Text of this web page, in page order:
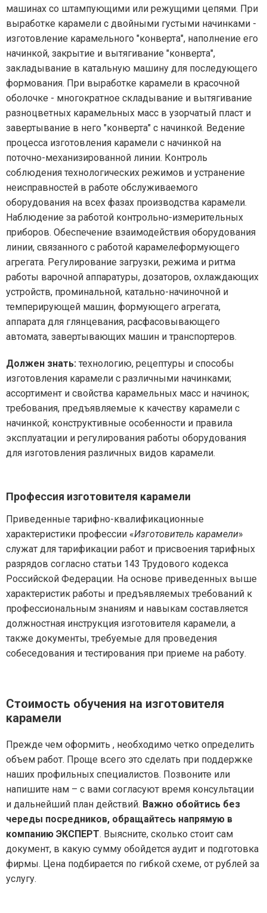
машинах со штампующими или режущими цепями. При
выработке карамели с двойными густыми начинками -
изготовление карамельного "конверта", наполнение его
начинкой, закрытие и вытягивание "конверта",
закладывание в катальную машину для последующего
формования. При выработке карамели в красочной
оболочке - многократное складывание и вытягивание
разноцветных карамельных масс в узорчатый пласт и
завертывание в него "конверта" с начинкой. Ведение
процесса изготовления карамели с начинкой на
поточно-механизированной линии. Контроль
соблюдения технологических режимов и устранение
неисправностей в работе обслуживаемого
оборудования на всех фазах производства карамели.
Наблюдение за работой контрольно-измерительных
приборов. Обеспечение взаимодействия оборудования
линии, связанного с работой карамелеформующего
агрегата. Регулирование загрузки, режима и ритма
работы варочной аппаратуры, дозаторов, охлаждающих
устройств, проминальной, катально-начиночной и
темперирующей машин, формующего агрегата,
аппарата для глянцевания, расфасовывающего
автомата, завертывающих машин и транспортеров.
Должен знать: технологию, рецептуры и способы
изготовления карамели с различными начинками;
ассортимент и свойства карамельных масс и начинок;
требования, предъявляемые к качеству карамели с
начинкой; конструктивные особенности и правила
эксплуатации и регулирования работы оборудования
для изготовления различных видов карамели.
Профессия изготовителя карамели
Приведенные тарифно-квалификационные
характеристики профессии «Изготовитель карамели»
служат для тарификации работ и присвоения тарифных
разрядов согласно статьи 143 Трудового кодекса
Российской Федерации. На основе приведенных выше
характеристик работы и предъявляемых требований к
профессиональным знаниям и навыкам составляется
должностная инструкция изготовителя карамели, а
также документы, требуемые для проведения
собеседования и тестирования при приеме на работу.
Стоимость обучения на изготовителя
карамели
Прежде чем оформить , необходимо четко определить
объем работ. Проще всего это сделать при поддержке
наших профильных специалистов. Позвоните или
напишите нам – с вами согласуют время консультации
и дальнейший план действий. Важно обойтись без
череды посредников, обращайтесь напрямую в
компанию ЭКСПЕРТ. Выясните, сколько стоит сам
документ, в какую сумму обойдется аудит и подготовка
фирмы. Цена подбирается по гибкой схеме, от рублей за
услугу.